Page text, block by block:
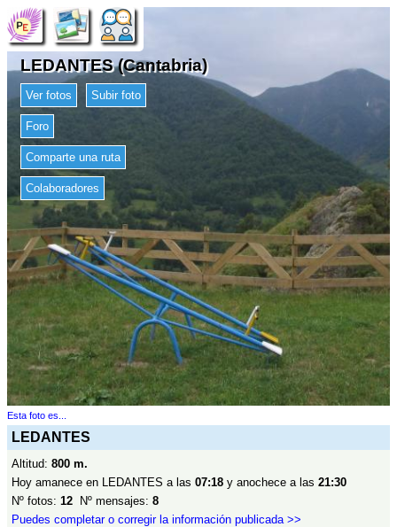
LEDANTES (Cantabria)
Ver fotos Subir foto
Foro
Comparte una ruta
Colaboradores
Esta foto es...
LEDANTES
Altitud: 800 m.
Hoy amanece en LEDANTES a las 07:18 y anochece a las 21:30
Nº fotos: 12 Nº mensajes: 8
Puedes completar o corregir la información publicada >>